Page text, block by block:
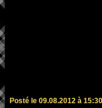
Posté le 09.08.2012 à